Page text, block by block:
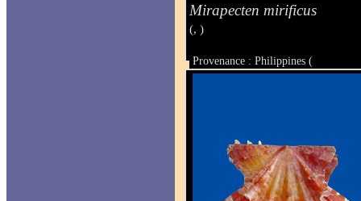
Mirapecten mirificus
(, )
Provenance : Philippines (
Taille : 25 x 26 mm